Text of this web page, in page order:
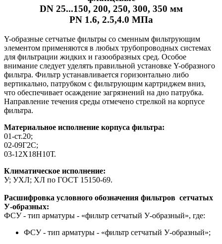
DN 25...150, 200, 250, 300, 350 мм
PN 1.6, 2.5,4.0 МПа
Y-образные сетчатые фильтры со сменным фильтрующим
элементом применяются в любых трубопроводных системах
для фильтрации жидких и газообразных сред. Особое
внимание следует уделять правильной установке Y-образного
фильтра. Фильтр устанавливается горизонтально либо
вертикально, патрубком с фильтрующим картриджем вниз,
что обеспечивает осаждение загрязнений на дно патрубка.
Направление течения среды отмечено стрелкой на корпусе
фильтра.
Материальное исполнение корпуса фильтра:
01-ст.20;
02-09Г2С;
03-12Х18Н10Т.
Климатическое исполнение:
У; УХЛ; ХЛ по ГОСТ 15150-69.
Расшифровка условного обозначения фильтров сетчатых
У-образных:
ФСУ - тип арматуры - «фильтр сетчатый У-образный», где:
ФСУ - тип арматуры - «фильтр сетчатый У-образный»;